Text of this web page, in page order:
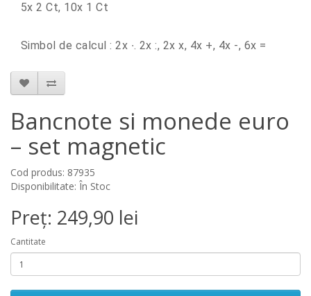
5x 2 Ct, 10x 1 Ct
Simbol de calcul: 2x ∙.2x :, 2x x, 4x +, 4x -, 6x =
Bancnote si monede euro
– set magnetic
Cod produs: 87935
Disponibilitate: În Stoc
Preț: 249,90 lei
Cantitate